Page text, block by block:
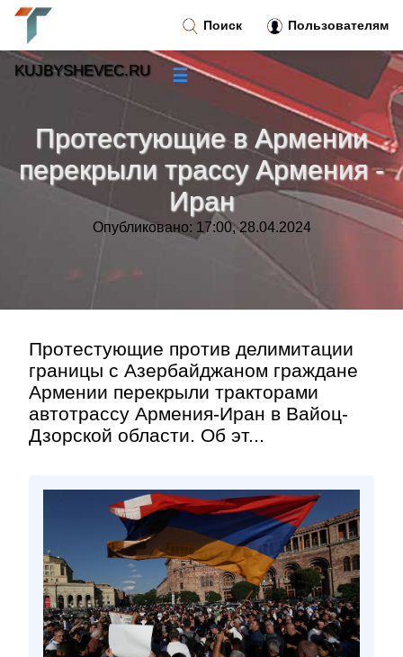
Протестующие в Армении
перекрыли трассу Армения -
Иран
Опубликовано: 17:00, 28.04.2024
Протестующие против делимитации
границы с Азербайджаном граждане
Армении перекрыли тракторами
автотрассу Армения-Иран в Вайоц-
Дзорской области. Об эт...
Поиск Пользователям
KUJBYSHEVEC.RU ☰
Новости»
Тренды новостей»
Рубрики»
Контакт»